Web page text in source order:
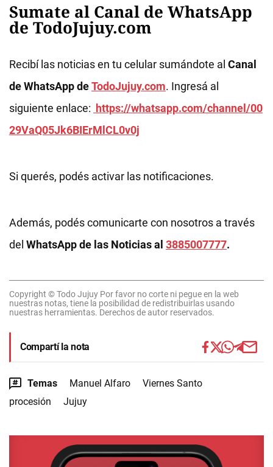
Sumate al Canal de WhatsApp
de TodoJujuy.com
Recibí las noticias en tu celular sumándote al Canal
de WhatsApp deTodoJujuy.com. Ingresá al
siguiente enlace: https://whatsapp.com/channel/00
29VaQ05Jk6BIErMlCL0v0j
Si querés, podés activar las notificaciones.
Además, podés comunicarte con nosotros a través
del WhatsApp de las Noticias al 3885007777.
Copyright © Todo Jujuy Por favor no corte ni pegue en la web
nuestras notas, tiene la posibilidad de redistribuirlas usando
nuestras herramientas. Derechos de autor reservados.
Compartí la nota
Temas Manuel Alfaro
Viernes Santo
procesión
Jujuy